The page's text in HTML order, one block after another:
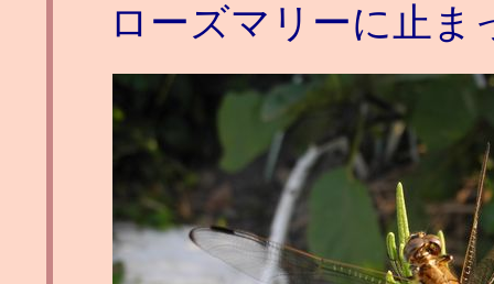
ローズマリーに止ま